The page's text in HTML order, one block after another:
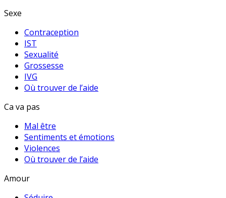
Sexe
Contraception
IST
Sexualité
Grossesse
IVG
Où trouver de l’aide
Ca va pas
Mal être
Sentiments et émotions
Violences
Où trouver de l’aide
Amour